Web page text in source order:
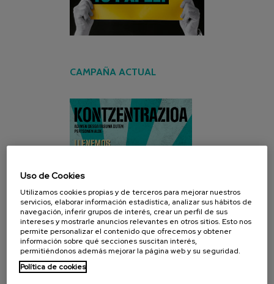
CAMPAÑA ACTUAL
Uso de Cookies
Utilizamos cookies propias y de terceros para mejorar nuestros
servicios, elaborar información estadística, analizar sus hábitos de
navegación, inferir grupos de interés, crear un perfil de sus
intereses y mostrarle anuncios relevantes en otros sitios. Esto nos
permite personalizar el contenido que ofrecemos y obtener
información sobre qué secciones suscitan interés,
permitiéndonos además mejorar la página web y su seguridad.
Política de cookies